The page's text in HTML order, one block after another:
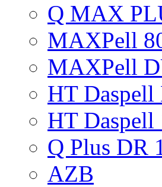
Q MAX
MAXPell
MAXPell
HT
HT Daspell
Q Plus DR
AZB